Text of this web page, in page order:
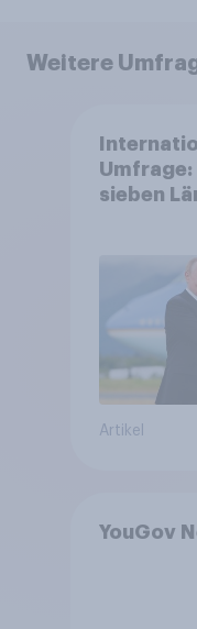
Weitere
Umfrage:
sieben
bewerten
Artikel
YouGov